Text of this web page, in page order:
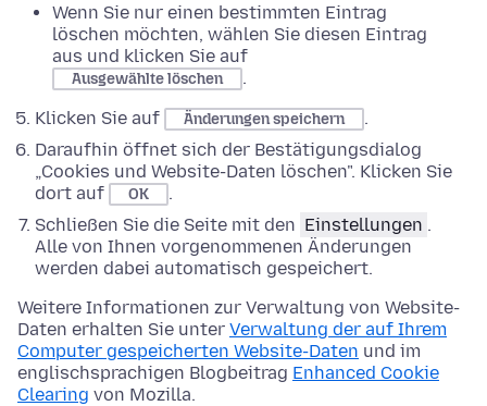
Wenn Sie nur einen bestimmten Eintrag
löschen möchten, wählen Sie diesen Eintrag
aus und klicken Sie auf
Ausgewählte löschen
.
Klicken Sie auf
Änderungen speichern
.
Daraufhin öffnet sich der Bestätigungsdialog
„Cookies und Website-Daten löschen". Klicken Sie
dort auf
OK
.
Schließen Sie die Seite mit den Einstellungen .
Alle von Ihnen vorgenommenen Änderungen
werden dabei automatisch gespeichert.
Weitere Informationen zur Verwaltung von Website-
Daten erhalten Sie unter Verwaltung der auf Ihrem
Computer gespeicherten Website-Daten und im
englischsprachigen Blogbeitrag Enhanced Cookie
Clearing von Mozilla.